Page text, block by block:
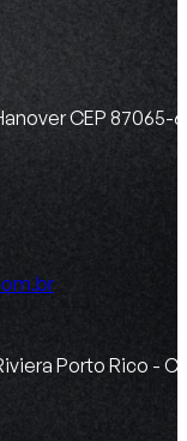
CEP 87065-
Porto Rico -